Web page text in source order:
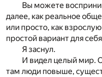
Вы можете
далее, как реальное
или просто, как
простой вариант для
Я заснул.
И видел целый мир.
там люди повыше,